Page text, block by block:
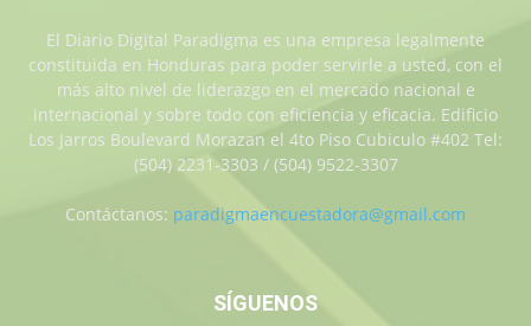
El Diario Digital Paradigma es una empresa legalmente
constituida en Honduras para poder servirle a usted, con el
más alto nivel de liderazgo en el mercado nacional e
internacional y sobre todo con eficiencia y eficacia. Edificio
Los Jarros Boulevard Morazan el 4to Piso Cubiculo #402 Tel:
(504) 2231-3303 / (504) 9522-3307
Contáctanos: paradigmaencuestadora@gmail.com
SÍGUENOS